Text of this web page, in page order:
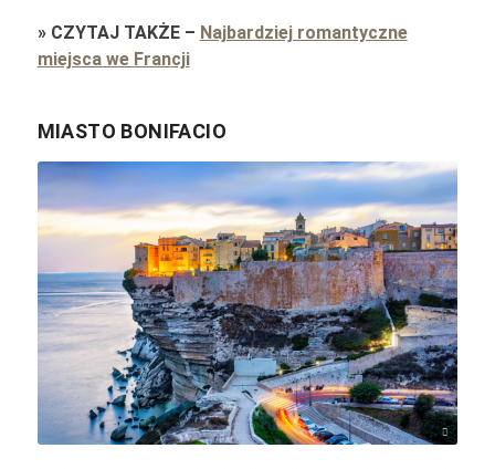
» CZYTAJ TAKŻE– Najbardziej romantyczne
miejsca we Francji
MIASTO BONIFACIO
Hendrik Cornelissen / Unsplash